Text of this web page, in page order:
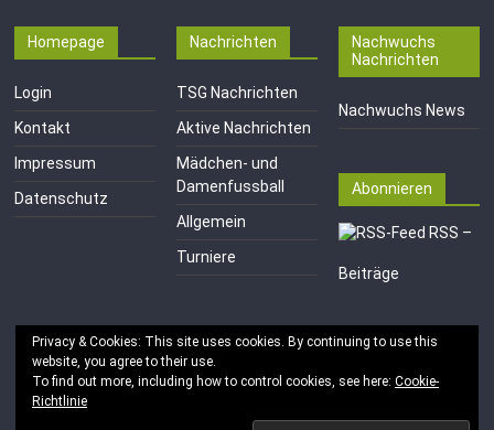
Homepage
Login
Kontakt
Impressum
Datenschutz
Nachrichten
TSG Nachrichten
Aktive Nachrichten
Mädchen- und
Damenfussball
Allgemein
Turniere
Nachwuchs
Nachrichten
Nachwuchs News
Abonnieren
RSS –
Beiträge
Privacy & Cookies: This site uses cookies. By continuing to use this
website, you agree to their use.
To find out more, including how to control cookies, see here: Cookie-
Richtlinie
Copyright © 2026